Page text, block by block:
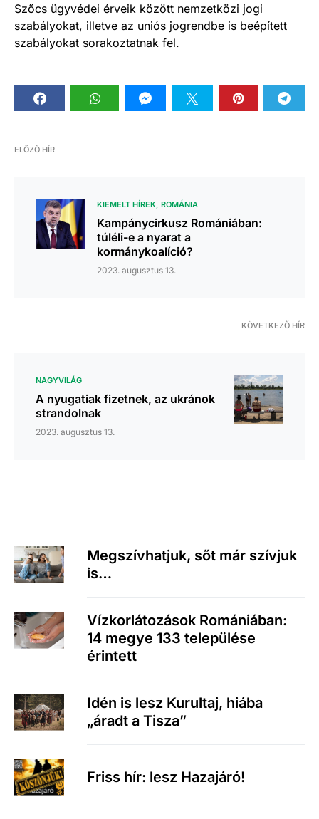
Szőcs ügyvédei érveik között nemzetközi jogi
szabályokat, illetve az uniós jogrendbe is beépített
szabályokat sorakoztatnak fel.
ELŐZŐ HÍR
KIEMELT HÍREK ROMÁNIA
Kampánycirkusz Romániában:
túléli-e a nyarat a
kormánykoalíció?
2023. augusztus 13.
KÖVETKEZŐ HÍR
NAGYVILÁG
A nyugatiak fizetnek, az ukránok
strandolnak
2023. augusztus 13.
Megszívhatjuk, sőt már szívjuk
is…
Vízkorlátozások Romániában:
14 megye 133 települése
érintett
Idén is lesz Kurultaj, hiába
„áradt a Tisza”
Friss hír: lesz Hazajáró!